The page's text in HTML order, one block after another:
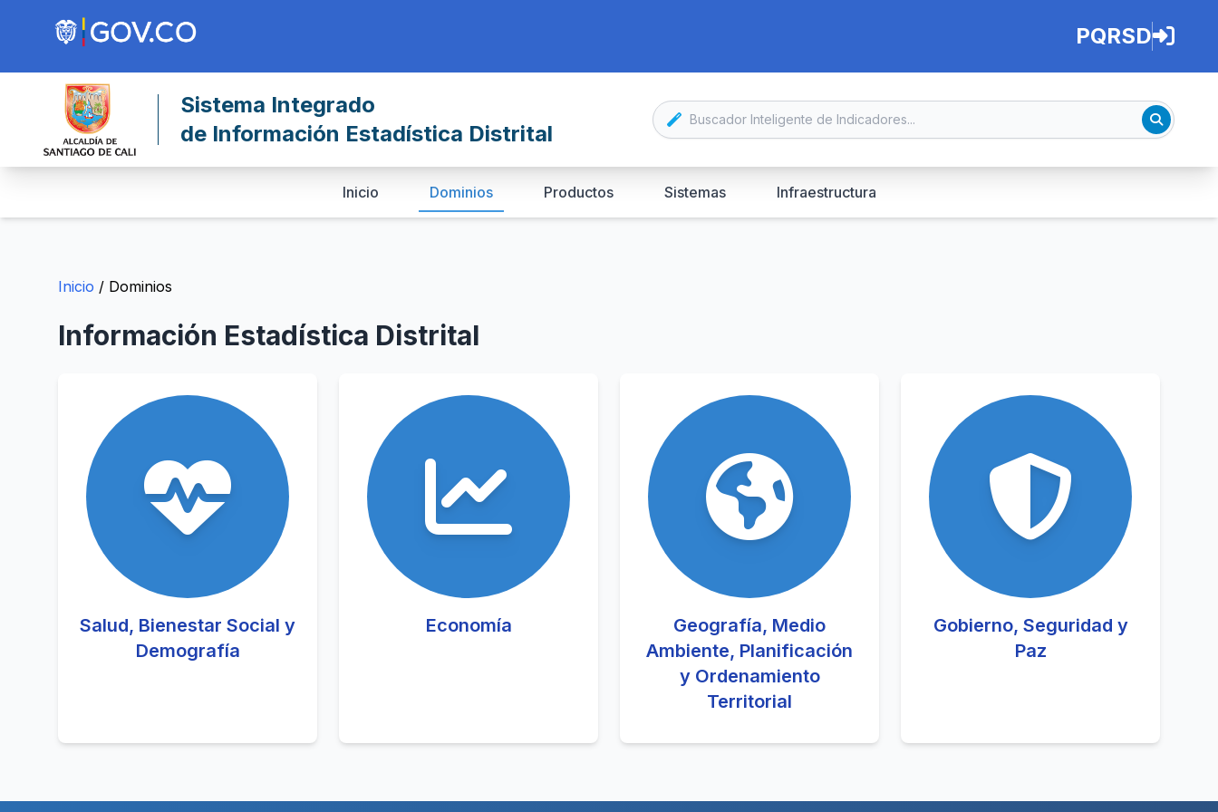
PQRSD
Sistema Integrado
de Información Estadística Distrital
Inicio Dominios Productos Sistemas Infraestructura
Inicio / Dominios
Información Estadística Distrital
Salud, Bienestar Social y
Demografía
Economía
Geografía, Medio
Ambiente, Planificación
y Ordenamiento
Territorial
Gobierno, Seguridad y
Paz